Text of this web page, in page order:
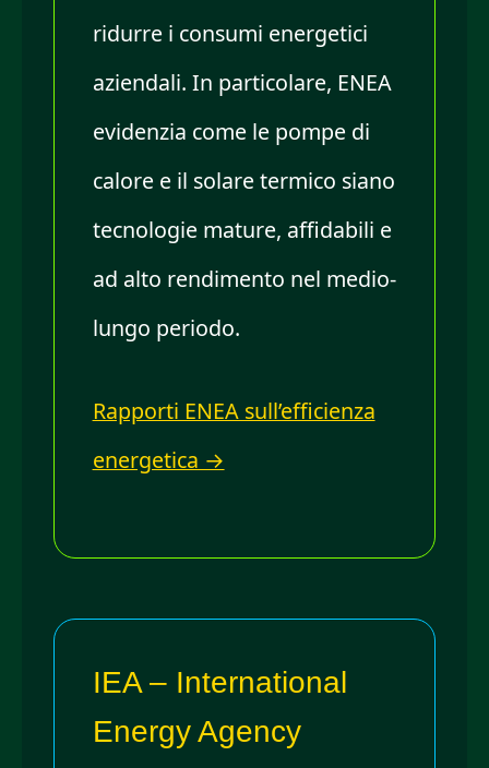
ridurre i consumi energetici
aziendali. In particolare, ENEA
evidenzia come le pompe di
calore e il solare termico siano
tecnologie mature, affidabili e
ad alto rendimento nel medio-
lungo periodo.
Rapporti ENEA sull’efficienza
energetica →
IEA – International
Energy Agency